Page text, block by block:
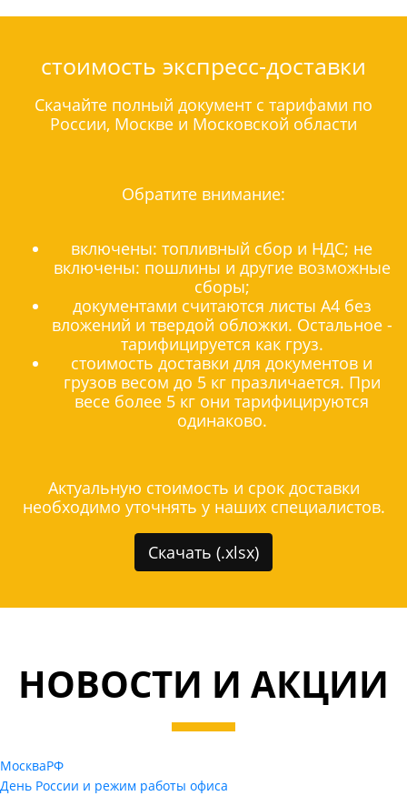
стоимость экспресс-доставки
Скачайте полный документ с тарифами по
России, Москве и Московской области
Обратите внимание:
включены: топливный сбор и НДС; не
включены: пошлины и другие возможные
сборы;
документами считаются листы А4 без
вложений и твердой обложки. Остальное -
тарифицируется как груз.
стоимость доставки для документов и
грузов весом до 5 кг празличается. При
весе более 5 кг они тарифицируются
одинаково.
Актуальную стоимость и срок доставки
необходимо уточнять у наших специалистов.
Скачать (.xlsx)
НОВОСТИ И АКЦИИ
МоскваРФ
День России и режим работы офиса